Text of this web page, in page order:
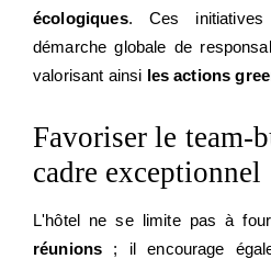
écologiques. Ces initiatives
démarche globale de
valorisant ainsi les actions
Favoriser le team-
cadre exceptionnel
L'hôtel ne se limite pas à
réunions ; il encourage